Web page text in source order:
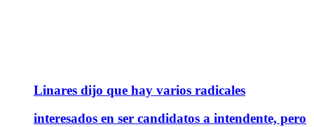
Linares dijo que hay varios radicales
interesados en ser candidatos a intendente, pero